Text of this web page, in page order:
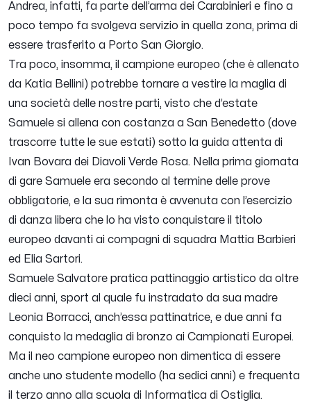
Andrea, infatti, fa parte dell’arma dei Carabinieri e fino a
poco tempo fa svolgeva servizio in quella zona, prima di
essere trasferito a Porto San Giorgio.
Tra poco, insomma, il campione europeo (che è allenato
da Katia Bellini) potrebbe tornare a vestire la maglia di
una società delle nostre parti, visto che d’estate
Samuele si allena con costanza a San Benedetto (dove
trascorre tutte le sue estati) sotto la guida attenta di
Ivan Bovara dei Diavoli Verde Rosa. Nella prima giornata
di gare Samuele era secondo al termine delle prove
obbligatorie, e la sua rimonta è avvenuta con l’esercizio
di danza libera che lo ha visto conquistare il titolo
europeo davanti ai compagni di squadra Mattia Barbieri
ed Elia Sartori.
Samuele Salvatore pratica pattinaggio artistico da oltre
dieci anni, sport al quale fu instradato da sua madre
Leonia Borracci, anch’essa pattinatrice, e due anni fa
conquisto la medaglia di bronzo ai Campionati Europei.
Ma il neo campione europeo non dimentica di essere
anche uno studente modello (ha sedici anni) e frequenta
il terzo anno alla scuola di Informatica di Ostiglia.